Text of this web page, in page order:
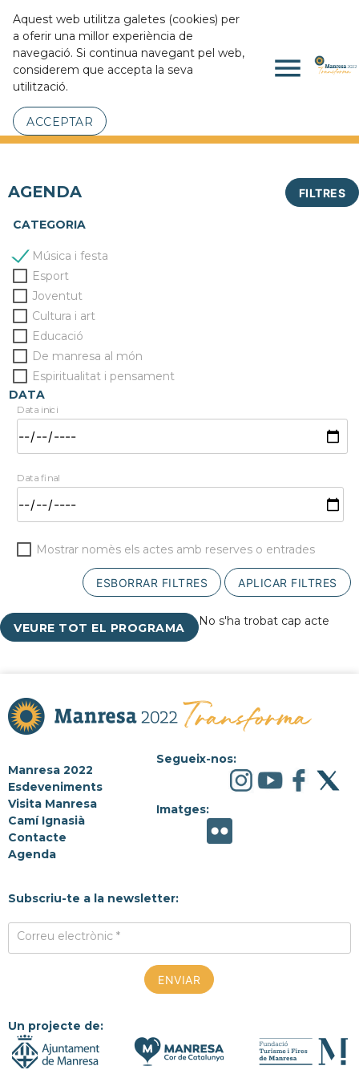
Aquest web utilitza galetes (cookies) per
a oferir una millor experiència de
navegació. Si continua navegant pel web,
considerem que accepta la seva
utilització.
ACCEPTAR
menu
AGENDA FILTRES
CATEGORIA
Música i festa
Esport
Joventut
Cultura i art
Educació
De manresa al món
Espiritualitat i pensament
DATA
Data inici
Data final
Mostrar nomès els actes amb reserves o entrades
ESBORRAR FILTRES APLICAR FILTRES
VEURE TOT EL PROGRAMA No s'ha trobat cap acte
Manresa 2022
Esdeveniments
Visita Manresa
Camí Ignasià
Contacte
Agenda
Segueix-nos:
Imatges:
Subscriu-te a la newsletter:
Correu electrònic *
Un projecte de: